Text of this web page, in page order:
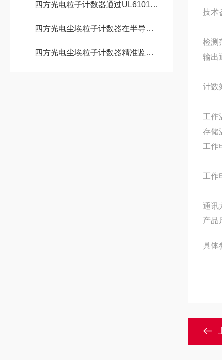
四方光电粒子计数器通过UL61010-1认证，安全性能获国际认可
四方光电尘埃粒子计数器在半导体洁净生产中的应用
四方光电尘埃粒子计数器精准监测微粒污染，助力显示面板制程良率提升
技术
检测
输出
计数
工作
存储
工作
工作
通讯
产品
具体